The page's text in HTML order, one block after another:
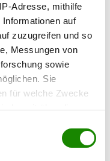
Adresse, mithilfe
auf
zuzugreifen und so
Messungen von
sowie
Sie
für welche Zwecke
über die
Bergkulisse des
aus
sowie
für eine schnelle